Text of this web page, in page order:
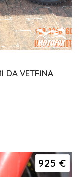
DA VETRINA
925 €